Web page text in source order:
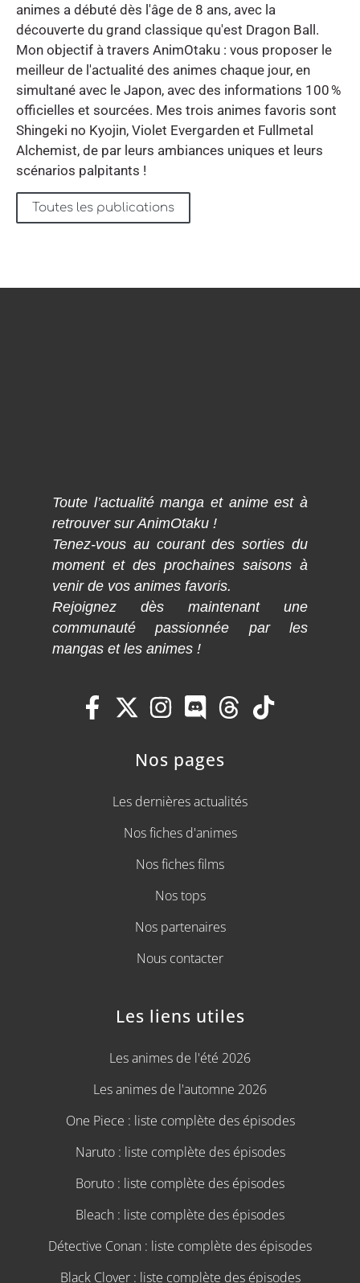
animes a débuté dès l'âge de 8 ans, avec la
découverte du grand classique qu'est Dragon Ball.
Mon objectif à travers AnimOtaku : vous proposer le
meilleur de l'actualité des animes chaque jour, en
simultané avec le Japon, avec des informations 100 %
officielles et sourcées. Mes trois animes favoris sont
Shingeki no Kyojin, Violet Evergarden et Fullmetal
Alchemist, de par leurs ambiances uniques et leurs
scénarios palpitants !
Toutes les publications
Toute l’actualité manga et anime est à
retrouver sur AnimOtaku !
Tenez-vous au courant des sorties du
moment et des prochaines saisons à
venir de vos animes favoris.
Rejoignez dès maintenant une
communauté passionnée par les
mangas et les animes !
Nos pages
Les dernières actualités
Nos fiches d'animes
Nos fiches films
Nos tops
Nos partenaires
Nous contacter
Les liens utiles
Les animes de l'été 2026
Les animes de l'automne 2026
One Piece : liste complète des épisodes
Naruto : liste complète des épisodes
Boruto : liste complète des épisodes
Bleach : liste complète des épisodes
Détective Conan : liste complète des épisodes
Black Clover : liste complète des épisodes